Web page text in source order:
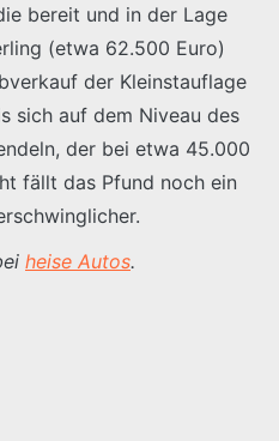
bereit und in der Lage
(etwa 62.500 Euro)
der Kleinstauflage
sich auf dem Niveau des
der bei etwa 45.000
fällt das Pfund noch ein
heise Autos.